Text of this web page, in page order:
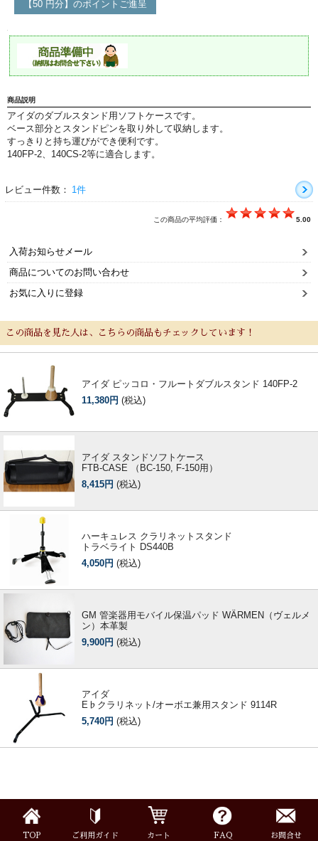
【50 円分】のポイントご進呈
商品説明
アイダのダブルスタンド用ソフトケースです。
ベース部分とスタンドピンを取り外して収納します。
すっきりと持ち運びができ便利です。
140FP-2、140CS-2等に適合します。
レビュー件数： 1件
この商品の平均評価： 5.00
入荷お知らせメール
商品についてのお問い合わせ
お気に入りに登録
この商品を見た人は、こちらの商品もチェックしています！
アイダ ピッコロ・フルートダブルスタンド 140FP-2
11,380円 (税込)
アイダ スタンドソフトケース
FTB-CASE （BC-150, F-150用）
8,415円 (税込)
ハーキュレス クラリネットスタンド
トラベライト DS440B
4,050円 (税込)
GM 管楽器用モバイル保温パッド WÄRMEN（ヴェルメ
ン）本革製
9,900円 (税込)
アイダ
E♭クラリネット/オーボエ兼用スタンド 9114R
5,740円 (税込)
TOP ご利用ガイド カート FAQ お問合せ
永江楽器人気コンテンツ
新商品・新規取り扱い商品
人気の永江楽器コラム
「楽器をはじめよう」
演奏会のお知らせ
新規会員登録 ログイン・マイページ
ご利用ガイド
よくあるご質問
特定商取引法